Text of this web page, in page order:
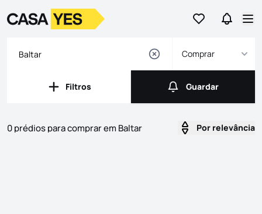
Ir para osIr para
LogoIr para a homepage
Comprar
Filtros
Filtros Guardar
Guardar
0 prédios para comprar em Baltar Por relevância